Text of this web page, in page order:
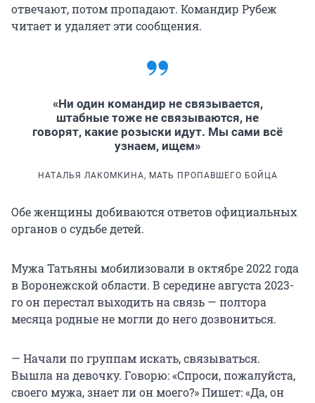
отвечают, потом пропадают. Командир Рубеж
читает и удаляет эти сообщения.
«Ни один командир не связывается,
штабные тоже не связываются, не
говорят, какие розыски идут. Мы сами всё
узнаем, ищем»
НАТАЛЬЯ ЛАКОМКИНА, МАТЬ ПРОПАВШЕГО БОЙЦА
Обе женщины добиваются ответов официальных
органов о судьбе детей.
Мужа Татьяны мобилизовали в октябре 2022 года
в Воронежской области. В середине августа 2023-
го он перестал выходить на связь — полтора
месяца родные не могли до него дозвониться.
— Начали по группам искать, связываться.
Вышла на девочку. Говорю: «Спроси, пожалуйста,
своего мужа, знает ли он моего?» Пишет: «Да, он